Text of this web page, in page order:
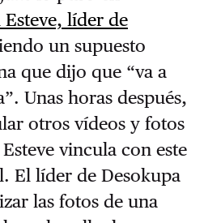
Esteve, líder de
un supuesto
que dijo que “va a
Unas horas después,
otros vídeos y fotos
vincula con este
El líder de Desokupa
las fotos de una